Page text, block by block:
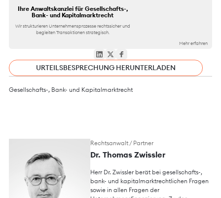
Ihre Anwaltskanzlei für Gesellschafts-,
Bank- und Kapitalmarktrecht
Wir strukturieren Unternehmensprozesse rechtssicher und
begleiten Transaktionen strategisch.
Mehr erfahren
URTEILSBESPRECHUNG HERUNTERLADEN
Gesellschafts-, Bank- und Kapitalmarktrecht
Rechtsanwalt / Partner
Dr. Thomas Zwissler
Herr Dr. Zwissler berät bei gesellschafts-,
bank- und kapitalmarktrechtlichen Fragen
sowie in allen Fragen der